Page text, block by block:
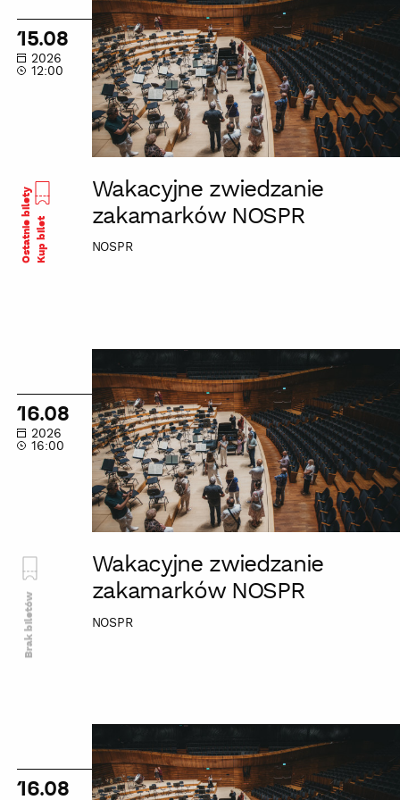
zwiedzanie
zakamarków
NOSPR
15.08
2026
12:00
Wakacyjne zwiedzanie
zakamarków NOSPR
NOSPR
Ostatnie biletyKup bilet
zwiedzanie
zakamarków
NOSPR
16.08
2026
16:00
Wakacyjne zwiedzanie
zakamarków NOSPR
NOSPR
Brak biletów
zwiedzanie
zakamarków
16.08